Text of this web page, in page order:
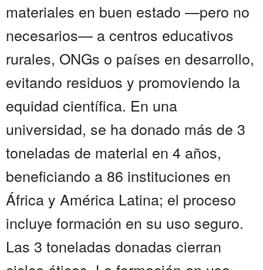
materiales en buen estado —pero no
necesarios— a centros educativos
rurales, ONGs o países en desarrollo,
evitando residuos y promoviendo la
equidad científica. En una
universidad, se ha donado más de 3
toneladas de material en 4 años,
beneficiando a 86 instituciones en
África y América Latina; el proceso
incluye formación en su uso seguro.
Las 3 toneladas donadas cierran